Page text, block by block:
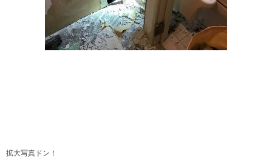
拡大写真ドン！